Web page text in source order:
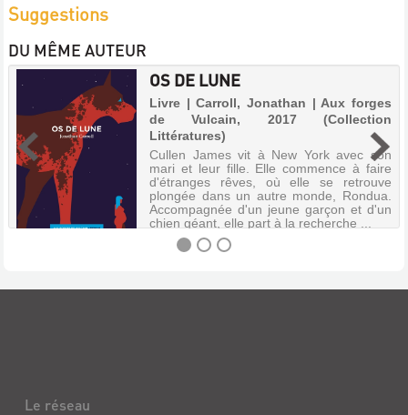
Suggestions
DU MÊME AUTEUR
OS DE LUNE
Livre | Carroll, Jonathan | Aux forges
de Vulcain, 2017 (Collection
Littératures)
Cullen James vit à New York avec son
mari et leur fille. Elle commence à faire
d'étranges rêves, où elle se retrouve
plongée dans un autre monde, Rondua.
Accompagnée d'un jeune garçon et d'un
chien géant, elle part à la recherche ...
Carroll,
Le réseau